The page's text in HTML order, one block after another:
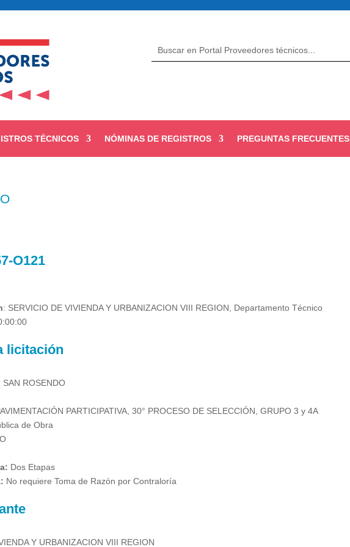
TÉCNICOS NÓMINAS DE REGISTROS PREGUNTAS FRECUENTES
O121
: SERVICIO DE VIVIENDA Y URBANIZACION VIII REGION, Departamento Técnico
licitación
SAN ROSENDO
PARTICIPATIVA, 30° PROCESO DE SELECCIÓN, GRUPO 3 y 4A
de Obra
Dos Etapas
No requiere Toma de Razón por Contraloría
Y URBANIZACION VIII REGION